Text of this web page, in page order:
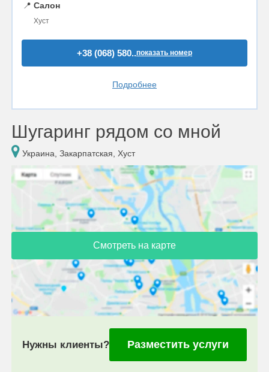
📍 Салон
Хуст
+38 (068) 580..показать номер
Подробнее
Шугаринг рядом со мной
Украина, Закарпатская, Хуст
Смотреть на карте
Нужны клиенты? Разместить услуги